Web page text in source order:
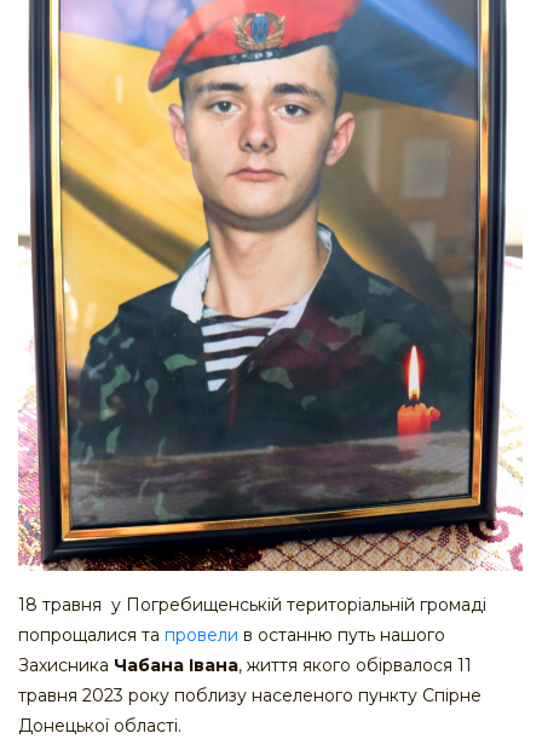
18 травня у Погребищенській територіальній громаді
попрощалися та провели в останню путь нашого
Захисника Чабана Івана, життя якого обірвалося 11
травня 2023 року поблизу населеного пункту Спірне
Донецької області.